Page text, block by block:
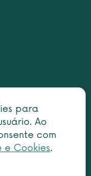
para
Ao
com
Cookies.
0001-31. All